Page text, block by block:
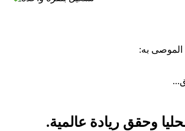
الموصى به:
وحقق ريادة عالمية.